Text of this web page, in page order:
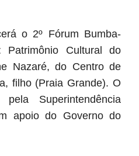
o 2º Fórum Bumba-
Patrimônio Cultural do
Nazaré, do Centro de
filho (Praia Grande). O
Superintendência
apoio do Governo do